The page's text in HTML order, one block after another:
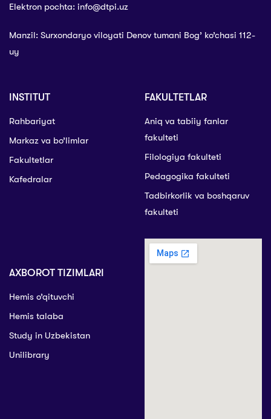
Elektron pochta: info@dtpi.uz
Manzil: Surxondaryo viloyati Denov tumani Bog’ ko’chasi 112-
uy
INSTITUT
Rahbariyat
Markaz va bo’limlar
Fakultetlar
Kafedralar
FAKULTETLAR
Aniq va tabiiy fanlar
fakulteti
Filologiya fakulteti
Pedagogika fakulteti
Tadbirkorlik va boshqaruv
fakulteti
AXBOROT TIZIMLARI
Hemis o’qituvchi
Hemis talaba
Study in Uzbekistan
Unilibrary